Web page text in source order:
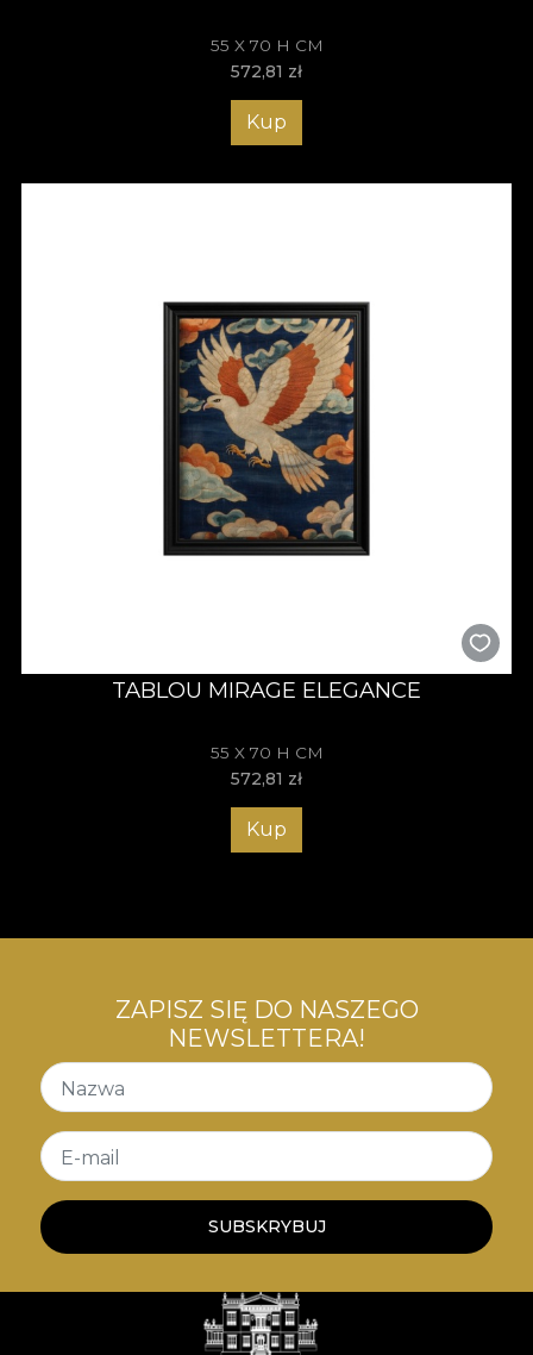
55 X 70 H CM
572,81 zł
Kup
TABLOU MIRAGE ELEGANCE
55 X 70 H CM
572,81 zł
Kup
ZAPISZ SIĘ DO NASZEGO
NEWSLETTERA!
Nazwa
E-mail
SUBSKRYBUJ